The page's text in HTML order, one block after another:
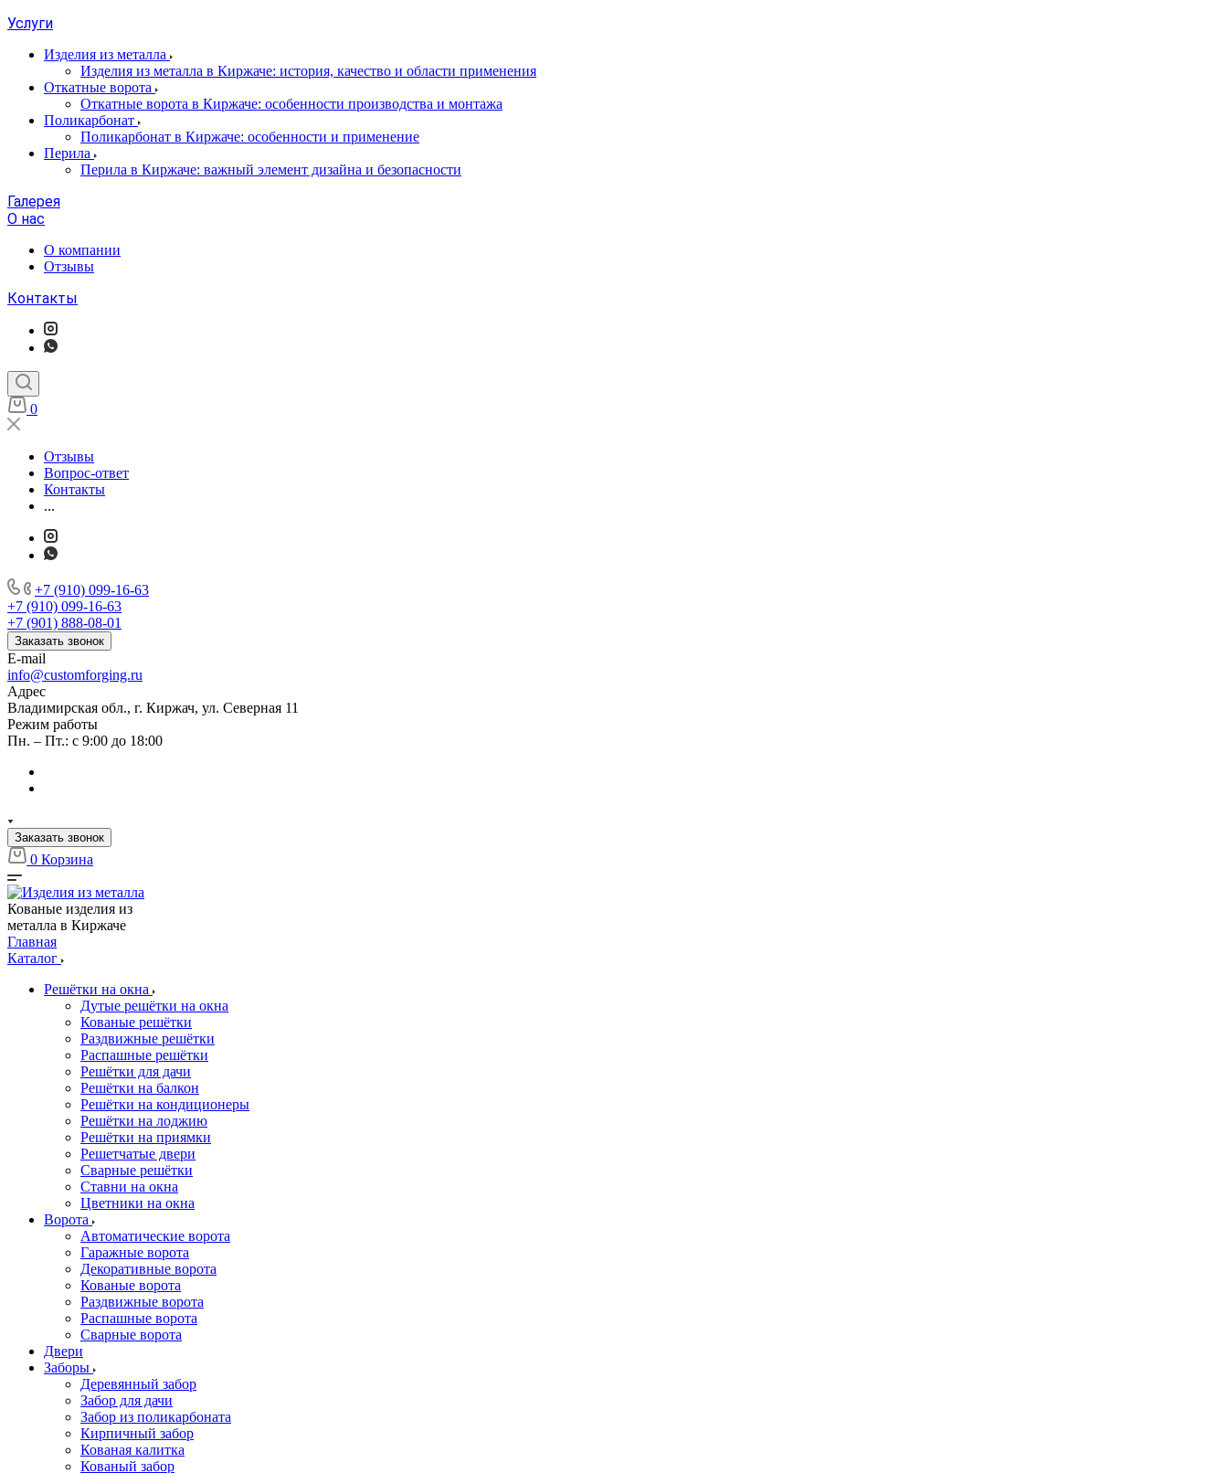
Услуги
Изделия из металла
Изделия из металла в Киржаче: история, качество и области применения
Откатные ворота
Откатные ворота в Киржаче: особенности производства и монтажа
Поликарбонат
Поликарбонат в Киржаче: особенности и применение
Перила
Перила в Киржаче: важный элемент дизайна и безопасности
Галерея
О нас
О компании
Отзывы
Контакты
0
Отзывы
Вопрос-ответ
Контакты
...
+7 (910) 099-16-63
+7 (910) 099-16-63
+7 (901) 888-08-01
Заказать звонок
E-mail
info@customforging.ru
Адрес
Владимирская обл., г. Киржач, ул. Северная 11
Режим работы
Пн. – Пт.: с 9:00 до 18:00
Заказать звонок
0 Корзина
Кованые изделия из
металла в Киржаче
Главная
Каталог
Решётки на окна
Дутые решётки на окна
Кованые решётки
Раздвижные решётки
Распашные решётки
Решётки для дачи
Решётки на балкон
Решётки на кондиционеры
Решётки на лоджию
Решётки на приямки
Решетчатые двери
Сварные решётки
Ставни на окна
Цветники на окна
Ворота
Автоматические ворота
Гаражные ворота
Декоративные ворота
Кованые ворота
Раздвижные ворота
Распашные ворота
Сварные ворота
Двери
Заборы
Деревянный забор
Забор для дачи
Забор из поликарбоната
Кирпичный забор
Кованая калитка
Кованый забор